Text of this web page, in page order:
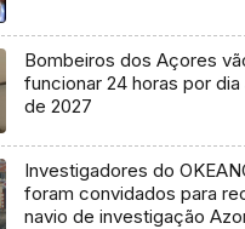
Bombeiros dos Açores
funcionar 24 horas por dia
de 2027
Investigadores do
foram convidados para
navio de investigação